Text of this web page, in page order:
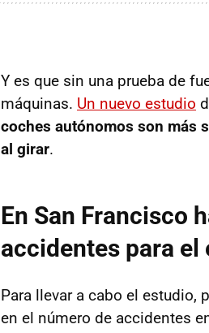
Y es que sin una prueba de
máquinas. Un nuevo estudio
coches autónomos son más
al girar.
En San Francisco
accidentes para el
Para llevar a cabo el estudio,
en el número de accidentes